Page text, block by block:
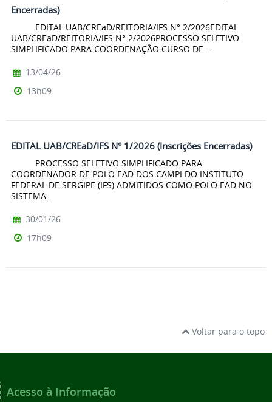
Encerradas)
EDITAL UAB/CREaD/REITORIA/IFS N° 2/2026EDITAL
UAB/CREaD/REITORIA/IFS N° 2/2026PROCESSO SELETIVO
SIMPLIFICADO PARA COORDENAÇÃO CURSO DE...
13/04/26
13h09
EDITAL UAB/CREaD/IFS N° 1/2026 (Inscrições Encerradas)
PROCESSO SELETIVO SIMPLIFICADO PARA
COORDENADOR DE POLO EAD DOS CAMPI DO INSTITUTO
FEDERAL DE SERGIPE (IFS) ADMITIDOS COMO POLO EAD NO
SISTEMA...
30/01/26
17h09
Voltar para o topo
Acesso à Informação